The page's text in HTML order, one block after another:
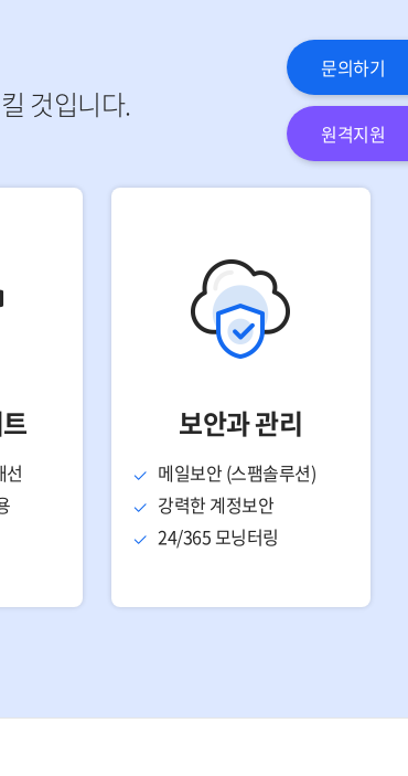
문의하기
원격지원
것입니다.
선
보안과 관리
메일보안 (스팸솔루션)
강력한 계정보안
24/365 모닝터링